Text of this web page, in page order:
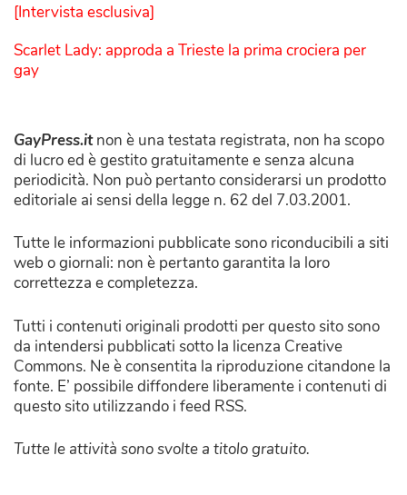
[Intervista esclusiva]
Scarlet Lady: approda a Trieste la prima crociera per
gay
GayPress.itnon è una testata registrata, non ha scopo
di lucro ed è gestito gratuitamente e senza alcuna
periodicità. Non può pertanto considerarsi un prodotto
editoriale ai sensi della legge n. 62 del 7.03.2001.
Tutte le informazioni pubblicate sono riconducibili a siti
web o giornali: non è pertanto garantita la loro
correttezza e completezza.
Tutti i contenuti originali prodotti per questo sito sono
da intendersi pubblicati sotto la licenza Creative
Commons. Ne è consentita la riproduzione citandone la
fonte. E’ possibile diffondere liberamente i contenuti di
questo sito utilizzando i feed RSS.
Tutte le attività sono svolte a titolo gratuito.